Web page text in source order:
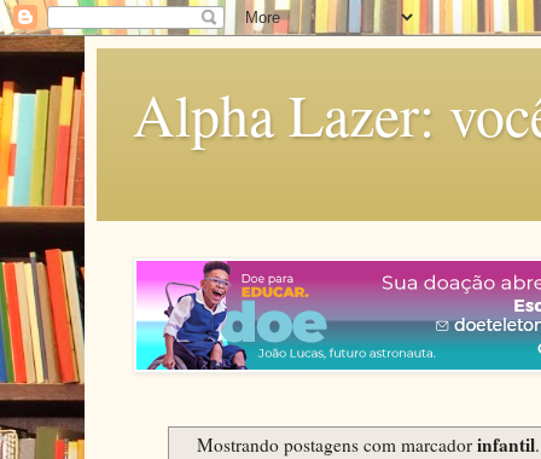
Alpha Lazer:
Mostrando postagens com marcadorinfantil